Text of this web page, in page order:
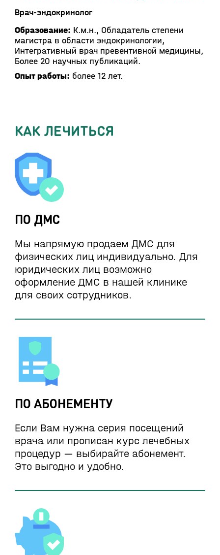
Врач-эндокринолог
Образование: К.м.н., Обладатель степени
магистра в области эндокринологии,
Интегративный врач превентивной медицины,
Более 20 научных публикаций.
Опыт работы: более 12 лет.
КАК ЛЕЧИТЬСЯ
ПО ДМС
Мы напрямую продаем ДМС для
физических лиц индивидуально. Для
юридических лиц возможно
оформление ДМС в нашей клинике
для своих сотрудников.
ПО АБОНЕМЕНТУ
Если Вам нужна серия посещений
врача или прописан курс лечебных
процедур — выбирайте абонемент.
Это выгодно и удобно.